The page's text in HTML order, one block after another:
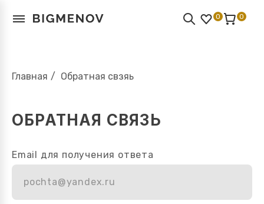
0 0
Главная / Обратная свзяь
ОБРАТНАЯ СВЯЗЬ
Email для получения ответа
pochta@yandex.ru